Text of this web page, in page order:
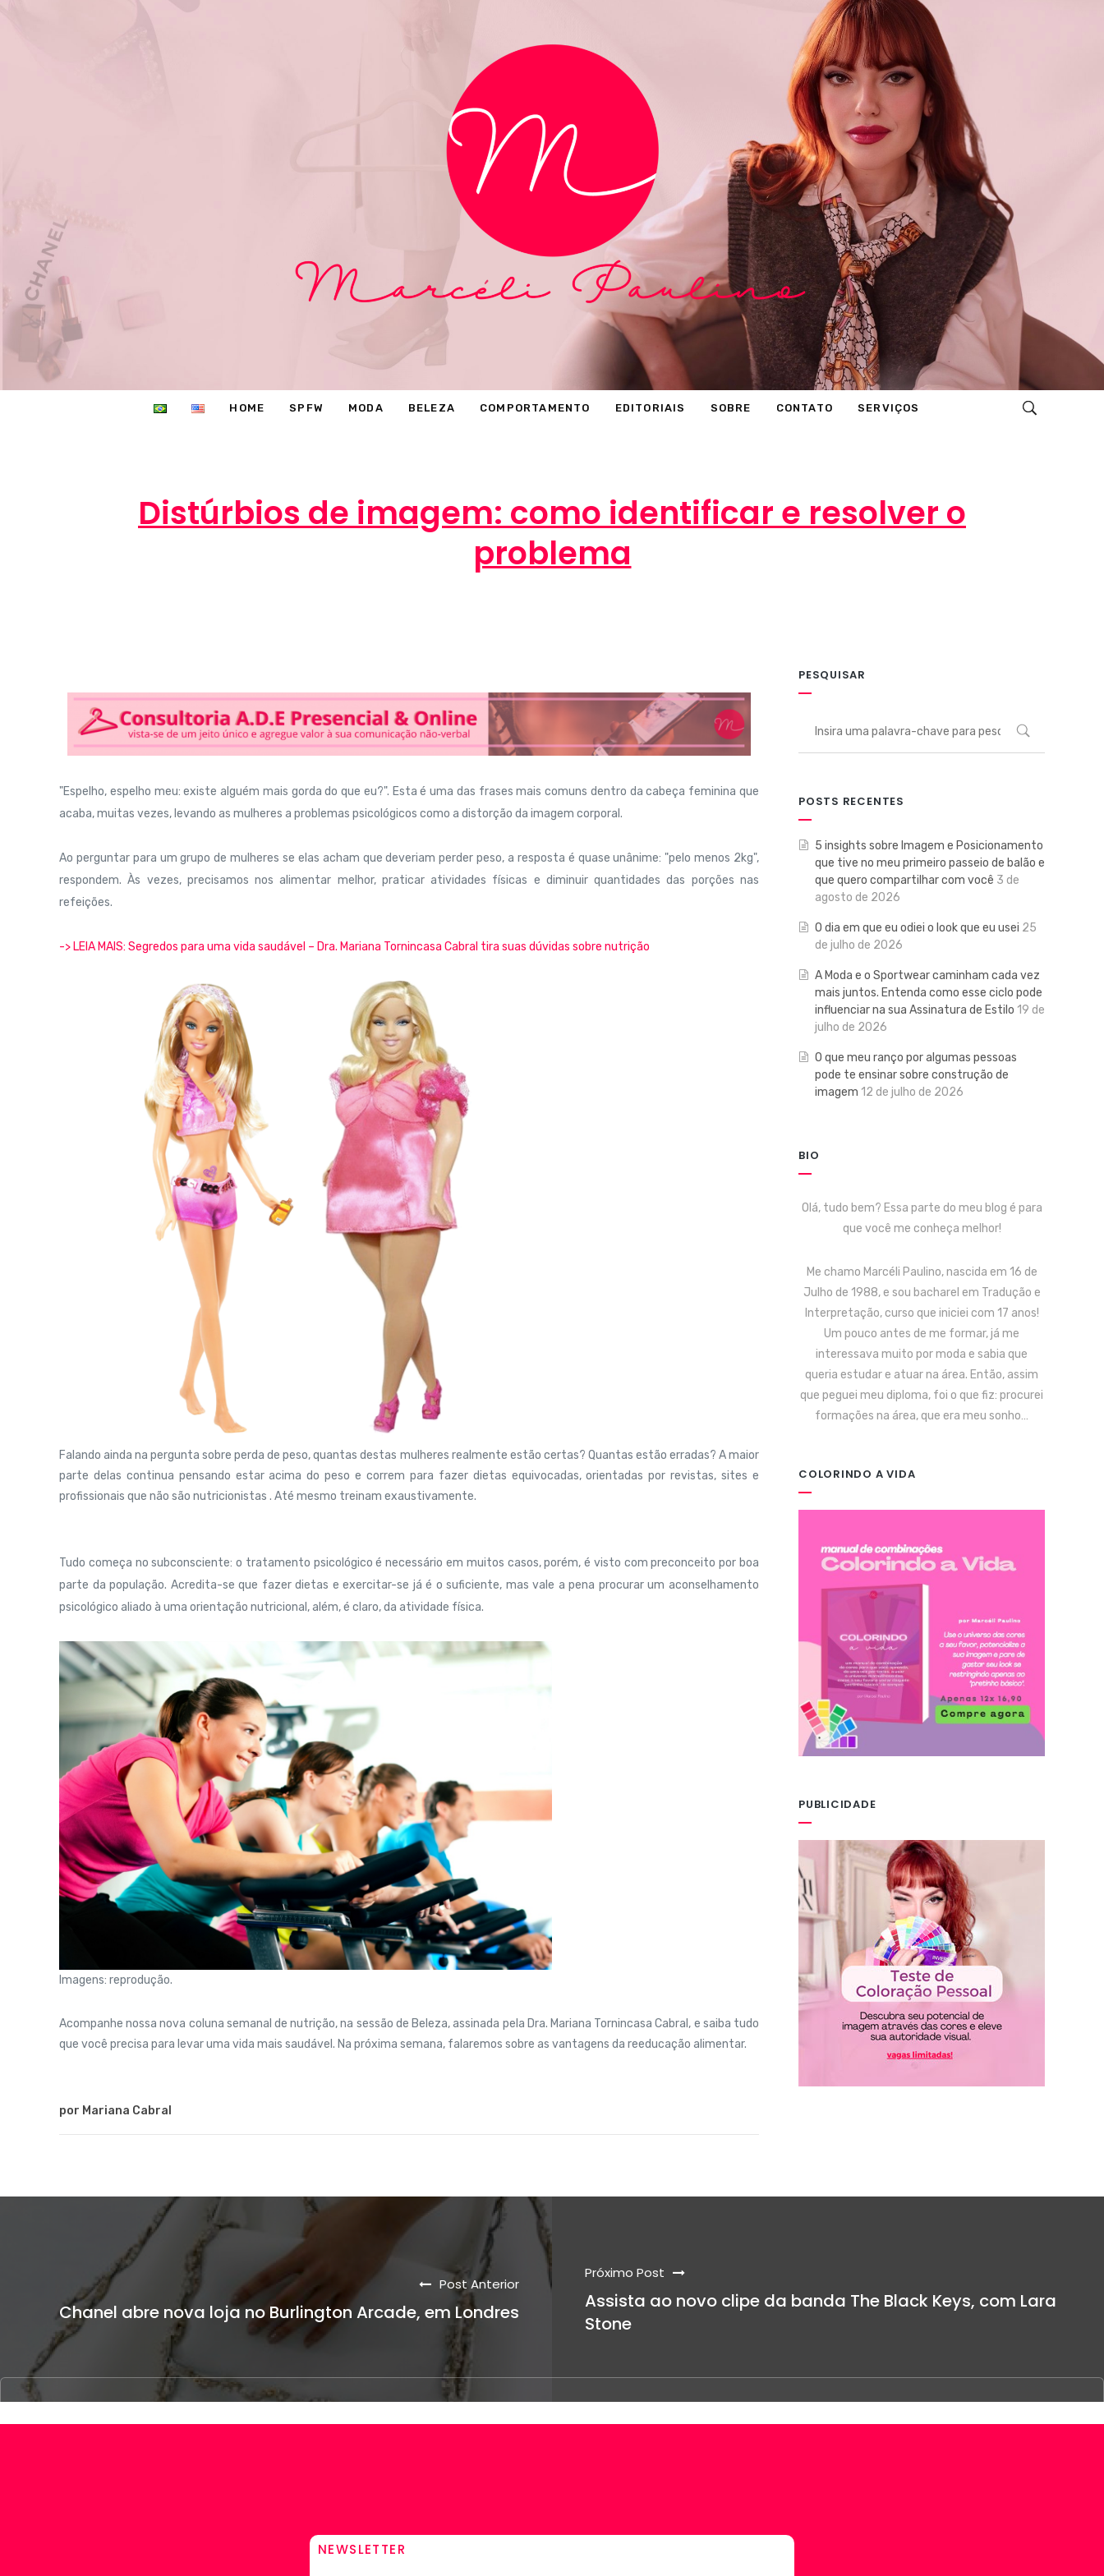
HOME SPFW MODA BELEZA COMPORTAMENTO EDITORIAIS SOBRE CONTATO SERVIÇOS
Distúrbios de imagem: como identificar e resolver o
problema
"Espelho, espelho meu: existe alguém mais gorda do que eu?". Esta é uma das frases mais comuns dentro da cabeça feminina que
acaba, muitas vezes, levando as mulheres a problemas psicológicos como a distorção da imagem corporal.
Ao perguntar para um grupo de mulheres se elas acham que deveriam perder peso, a resposta é quase unânime: "pelo menos 2kg",
respondem. Às vezes, precisamos nos alimentar melhor, praticar atividades físicas e diminuir quantidades das porções nas
refeições.
-> LEIA MAIS: Segredos para uma vida saudável – Dra. Mariana Tornincasa Cabral tira suas dúvidas sobre nutrição
Falando ainda na pergunta sobre perda de peso, quantas destas mulheres realmente estão certas? Quantas estão erradas? A maior
parte delas continua pensando estar acima do peso e correm para fazer dietas equivocadas, orientadas por revistas, sites e
profissionais que não são nutricionistas . Até mesmo treinam exaustivamente.
Tudo começa no subconsciente: o tratamento psicológico é necessário em muitos casos, porém, é visto com preconceito por boa
parte da população. Acredita-se que fazer dietas e exercitar-se já é o suficiente, mas vale a pena procurar um aconselhamento
psicológico aliado à uma orientação nutricional, além, é claro, da atividade física.
Imagens: reprodução.
Acompanhe nossa nova coluna semanal de nutrição, na sessão de Beleza, assinada pela Dra. Mariana Tornincasa Cabral, e saiba tudo
que você precisa para levar uma vida mais saudável. Na próxima semana, falaremos sobre as vantagens da reeducação alimentar.
por Mariana Cabral
PESQUISAR
POSTS RECENTES
5 insights sobre Imagem e Posicionamento
que tive no meu primeiro passeio de balão e
que quero compartilhar com você 3 de
agosto de 2026
O dia em que eu odiei o look que eu usei 25
de julho de 2026
A Moda e o Sportwear caminham cada vez
mais juntos. Entenda como esse ciclo pode
influenciar na sua Assinatura de Estilo 19 de
julho de 2026
O que meu ranço por algumas pessoas
pode te ensinar sobre construção de
imagem 12 de julho de 2026
BIO
Olá, tudo bem? Essa parte do meu blog é para
que você me conheça melhor!
Me chamo Marcéli Paulino, nascida em 16 de
Julho de 1988, e sou bacharel em Tradução e
Interpretação, curso que iniciei com 17 anos!
Um pouco antes de me formar, já me
interessava muito por moda e sabia que
queria estudar e atuar na área. Então, assim
que peguei meu diploma, foi o que fiz: procurei
formações na área, que era meu sonho…
COLORINDO A VIDA
PUBLICIDADE
Post Anterior
Chanel abre nova loja no Burlington Arcade, em Londres
Próximo Post
Assista ao novo clipe da banda The Black Keys, com Lara
Stone
NEWSLETTER